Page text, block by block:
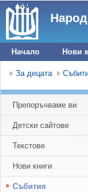
Начало Нови
За децата
Препоръчваме ви
Детски сайтове
Текстове
Нови книги
Събития